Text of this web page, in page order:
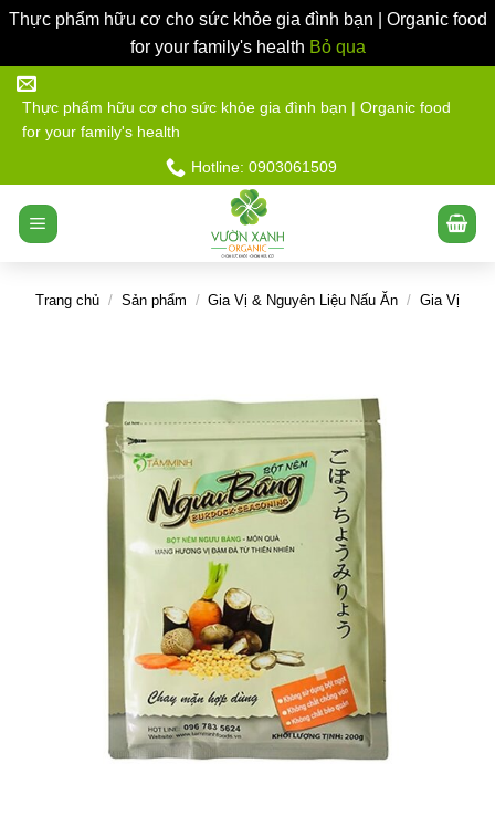
Thực phẩm hữu cơ cho sức khỏe gia đình bạn | Organic food
for your family's health Bỏ qua
Bỏ
qua
nội
Thực phẩm hữu cơ cho sức khỏe gia đình bạn | Organic food
for your family's health
Hotline: 0903061509
Trang chủ / Sản phẩm / Gia Vị & Nguyên Liệu Nấu Ăn / Gia Vị